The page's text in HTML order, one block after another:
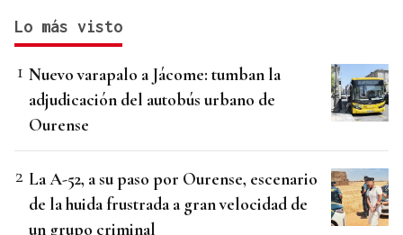
Lo más visto
Nuevo varapalo a Jácome: tumban la
adjudicación del autobús urbano de
Ourense
La A-52, a su paso por Ourense, escenario
de la huida frustrada a gran velocidad de
un grupo criminal